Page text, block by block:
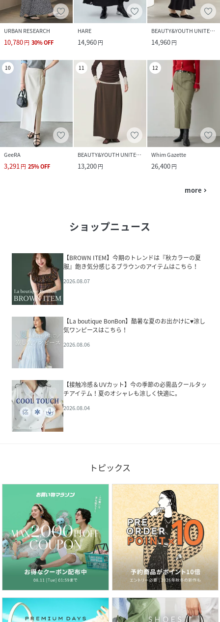
URBAN RESEARCH
10,780円 30%OFF
HARE
14,960円
BEAUTY&YOUTH UNITED ARROWS
14,960円
10
GeeRA
3,291円 25%OFF
11
BEAUTY&YOUTH UNITED ARROWS
13,200円
12
Whim Gazette
26,400円
more navigate_next
ショップニュース
【BROWN ITEM】今期のトレンドは『秋カラーの夏
服』飽き気分感じるブラウンのアイテムはこちら！
2026.08.07
【La boutique BonBon】酷暑な夏のお出かけに♥涼し
気ワンピースはこちら！
2026.08.06
【接触冷感＆UVカット】今の季節の必需品クールタッ
チアイテム！夏のオシャレも涼しく快適に。
2026.08.04
トピックス